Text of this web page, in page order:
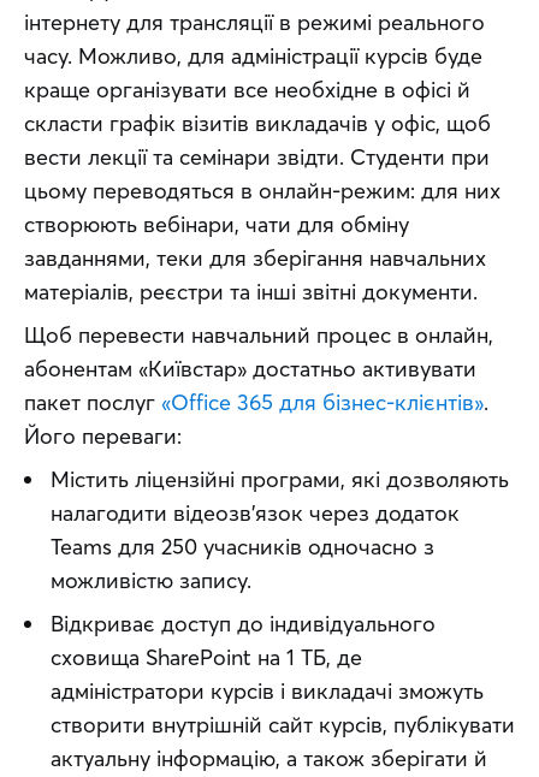
інтернету для трансляції в режимі реального
часу. Можливо, для адміністрації курсів буде
краще організувати все необхідне в офісі й
скласти графік візитів викладачів у офіс, щоб
вести лекції та семінари звідти. Студенти при
цьому переводяться в онлайн-режим: для них
створюють вебінари, чати для обміну
завданнями, теки для зберігання навчальних
матеріалів, реєстри та інші звітні документи.
Щоб перевести навчальний процес в онлайн,
абонентам «Київстар» достатньо активувати
пакет послуг «Office 365 для бізнес-клієнтів».
Його переваги:
Містить ліцензійні програми, які дозволяють
налагодити відеозв’язок через додаток
Teams для 250 учасників одночасно з
можливістю запису.
Відкриває доступ до індивідуального
сховища SharePoint на 1 ТБ, де
адміністратори курсів і викладачі зможуть
створити внутрішній сайт курсів, публікувати
актуальну інформацію, а також зберігати й